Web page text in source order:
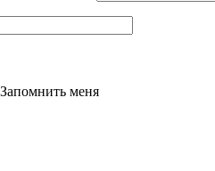
Запомнить меня